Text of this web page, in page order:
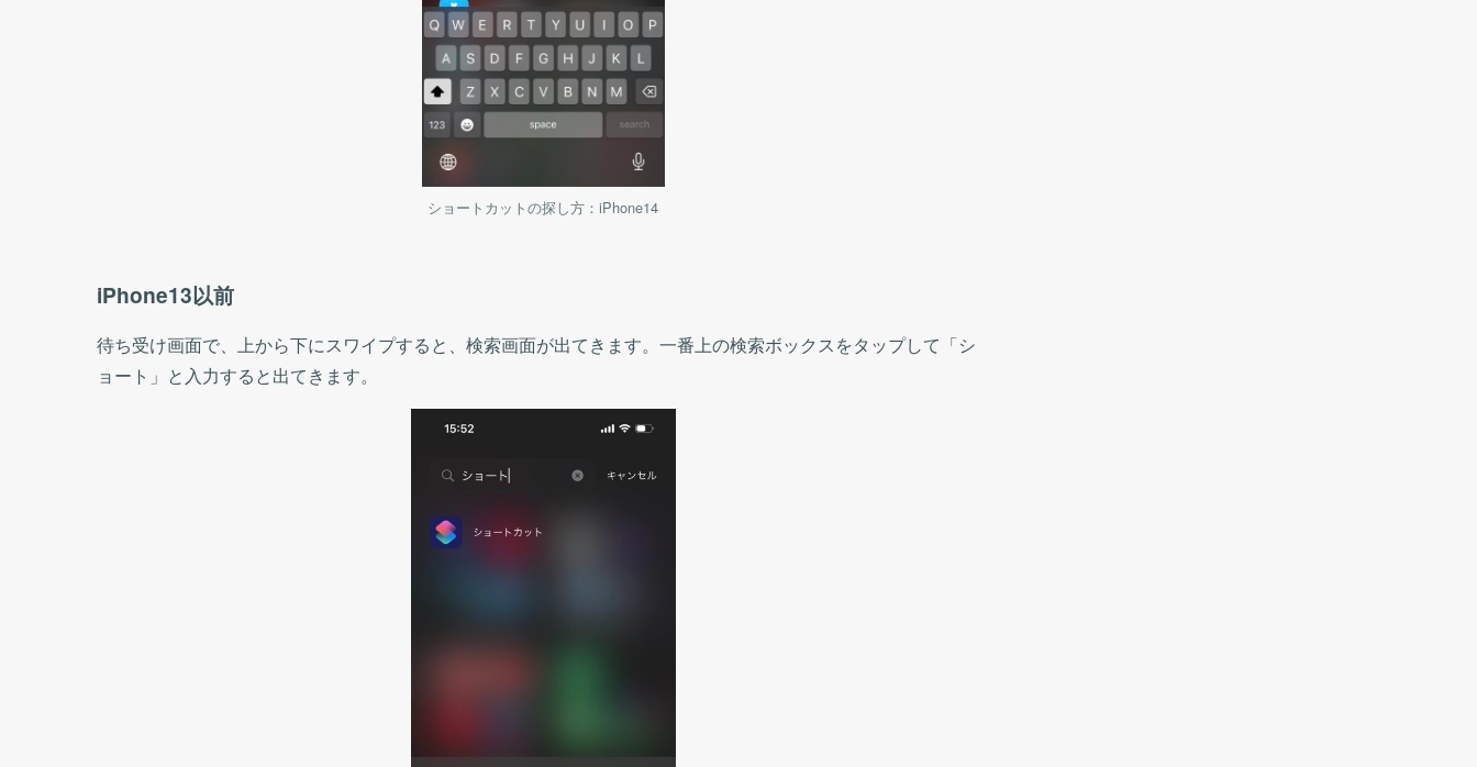
ショートカットの探し方：iPhone14
iPhone13以前
待ち受け画面で、上から下にスワイプすると、検索画面が出てきます。一番上の検索ボックスをタップして「シ
ョート」と入力すると出てきます。